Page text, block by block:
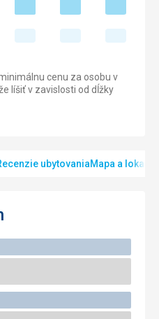
cenu za osobu v
líšiť v zavislosti od dĺžky
ubytovaniaMapa a lokalita